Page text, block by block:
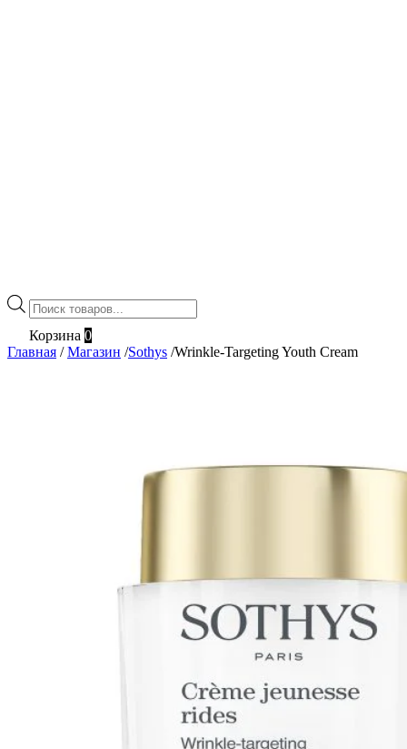
Поиск
товаров
Корзина 0
Главная / Магазин /Sothys /Wrinkle-Targeting Youth Cream